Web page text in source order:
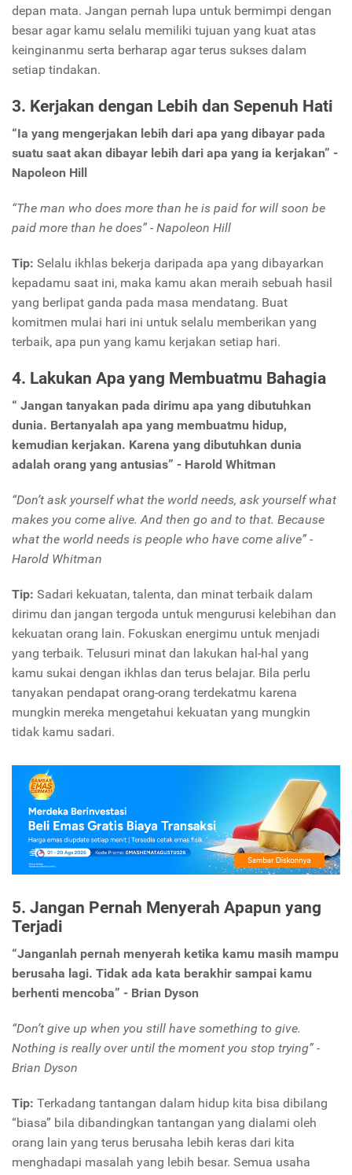
depan mata. Jangan pernah lupa untuk bermimpi dengan
besar agar kamu selalu memiliki tujuan yang kuat atas
keinginanmu serta berharap agar terus sukses dalam
setiap tindakan.
3. Kerjakan dengan Lebih dan Sepenuh Hati
“Ia yang mengerjakan lebih dari apa yang dibayar pada
suatu saat akan dibayar lebih dari apa yang ia kerjakan” -
Napoleon Hill
“The man who does more than he is paid for will soon be
paid more than he does” - Napoleon Hill
Tip: Selalu ikhlas bekerja daripada apa yang dibayarkan
kepadamu saat ini, maka kamu akan meraih sebuah hasil
yang berlipat ganda pada masa mendatang. Buat
komitmen mulai hari ini untuk selalu memberikan yang
terbaik, apa pun yang kamu kerjakan setiap hari.
4. Lakukan Apa yang Membuatmu Bahagia
“ Jangan tanyakan pada dirimu apa yang dibutuhkan
dunia. Bertanyalah apa yang membuatmu hidup,
kemudian kerjakan. Karena yang dibutuhkan dunia
adalah orang yang antusias” - Harold Whitman
“Don’t ask yourself what the world needs, ask yourself what
makes you come alive. And then go and to that. Because
what the world needs is people who have come alive” -
Harold Whitman
Tip: Sadari kekuatan, talenta, dan minat terbaik dalam
dirimu dan jangan tergoda untuk mengurusi kelebihan dan
kekuatan orang lain. Fokuskan energimu untuk menjadi
yang terbaik. Telusuri minat dan lakukan hal-hal yang
kamu sukai dengan ikhlas dan terus belajar. Bila perlu
tanyakan pendapat orang-orang terdekatmu karena
mungkin mereka mengetahui kekuatan yang mungkin
tidak kamu sadari.
5. Jangan Pernah Menyerah Apapun yang
Terjadi
“Janganlah pernah menyerah ketika kamu masih mampu
berusaha lagi. Tidak ada kata berakhir sampai kamu
berhenti mencoba” - Brian Dyson
“Don’t give up when you still have something to give.
Nothing is really over until the moment you stop trying” -
Brian Dyson
Tip: Terkadang tantangan dalam hidup kita bisa dibilang
“biasa” bila dibandingkan tantangan yang dialami oleh
orang lain yang terus berusaha lebih keras dari kita
menghadapi masalah yang lebih besar. Semua usaha